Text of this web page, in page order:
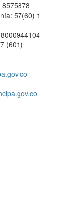
8575878
57(60) 1
(601)